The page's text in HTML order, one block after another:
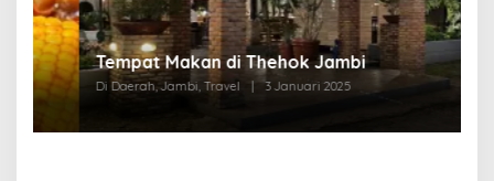
Tempat Makan di Thehok Jambi
Di Daerah, Jambi, Travel | 3 Januari 2025